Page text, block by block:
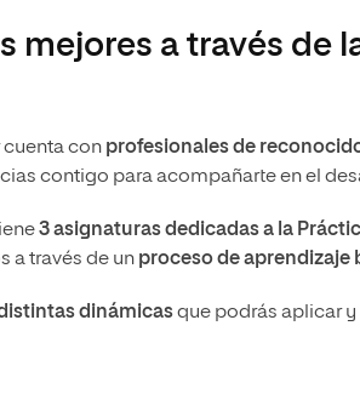
mejores a través de
cuenta con profesionales de
contigo para acompañarte en el
3 asignaturas dedicadas a la
a través de un proceso de aprendizaje
dinámicasque podrás aplicar